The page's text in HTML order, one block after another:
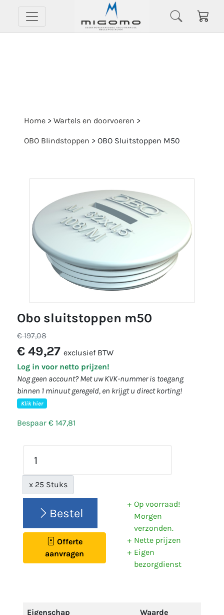
Home > Wartels en doorvoeren >
OBO Blindstoppen > OBO Sluitstoppen M50
obo sluitstoppen m50
€ 197,08
€ 49,27 exclusief BTW
Log in voor netto prijzen!
Nog geen account? Met uw KVK-nummer is toegang
binnen 1 minuut geregeld, en krijgt u direct korting!
Klik hier
Bespaar € 147,81
x 25 Stuks
Bestel
Offerte
aanvragen
Op voorraad!
Morgen
verzonden.
Nette prijzen
Eigen
bezorgdienst
Eigenschap Waarde